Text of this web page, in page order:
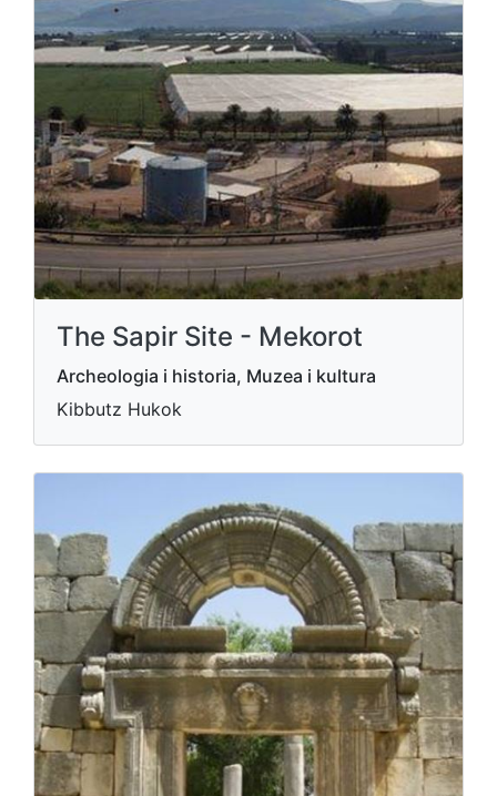
The Sapir Site - Mekorot
Archeologia i historia, Muzea i kultura
Kibbutz Hukok